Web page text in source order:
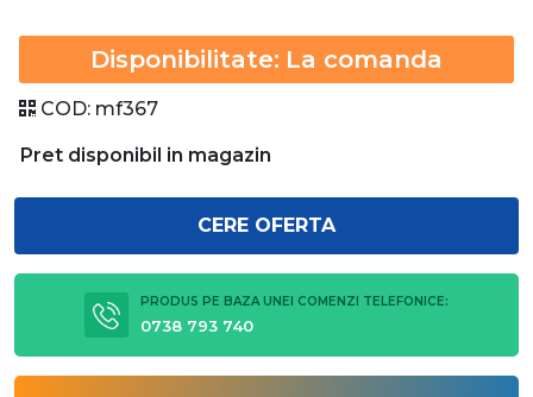
Disponibilitate: La comanda
COD: mf367
Pret disponibil in magazin
CERE OFERTA
PRODUS PE BAZA UNEI COMENZI TELEFONICE:
0738 793 740